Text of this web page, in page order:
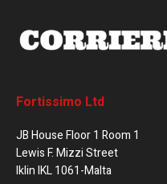
Fortissimo Ltd
JB House Floor 1 Room 1
Lewis F. Mizzi Street
Iklin IKL 1061-Malta